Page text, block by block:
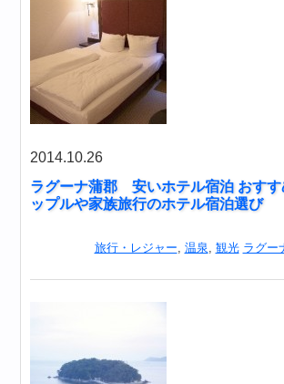
2014.10.26
ラグーナ蒲郡 安いホテル宿泊 おすす
ップルや家族旅行のホテル宿泊選び
旅行・レジャー, 温泉, 観光 ラグー